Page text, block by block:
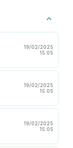
19/02/2025
15:05
19/02/2025
15:05
19/02/2025
15:05